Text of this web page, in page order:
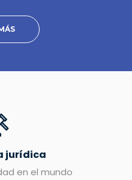
jurídica
en el mundo